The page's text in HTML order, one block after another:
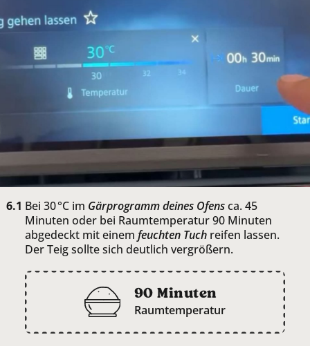
Bei 30 °C im Gärprogramm deines Ofensca. 45
Minuten oder bei Raumtemperatur 90 Minuten
abgedeckt mit einem feuchten Tuch reifen lassen.
Der Teig sollte sich deutlich vergrößern.
90 Minuten
Raumtemperatur